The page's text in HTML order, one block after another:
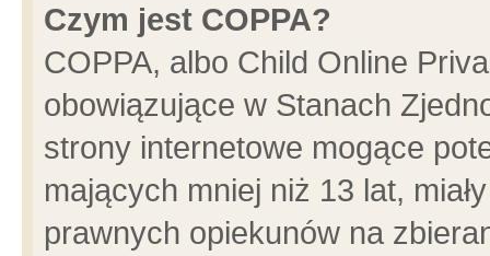
Czym jest COPPA?
COPPA, albo Child Online
obowiązujące w Stanach
strony internetowe mogące
mających mniej niż 13 lat,
prawnych opiekunów na